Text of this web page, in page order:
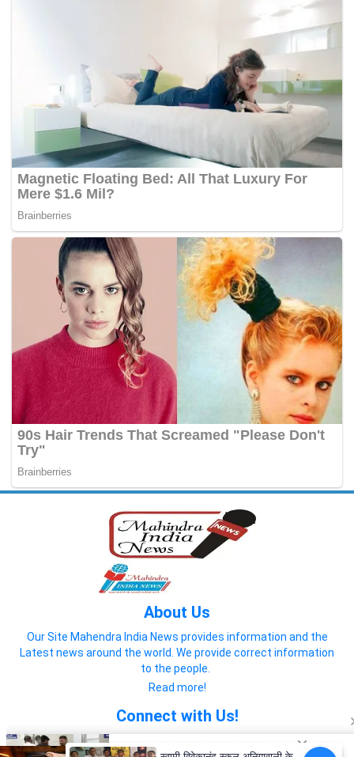
About Us
Our Site Mahendra India News provides information and the
Latest news around the world. We provide correct information
to the people.
Read more!
Connect with Us!